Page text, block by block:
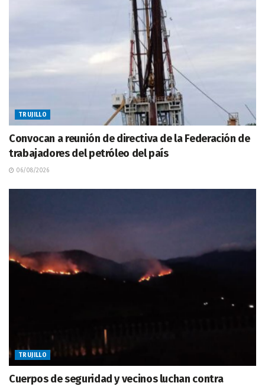
TRUJILLO
Convocan a reunión de directiva de la Federación de
trabajadores del petróleo del país
06/08/2026
TRUJILLO
Cuerpos de seguridad y vecinos luchan contra